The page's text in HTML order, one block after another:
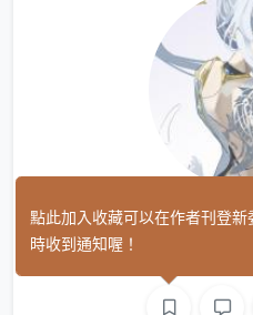
彼
點此加入收藏可以在作者刊登新
時收到通知喔！